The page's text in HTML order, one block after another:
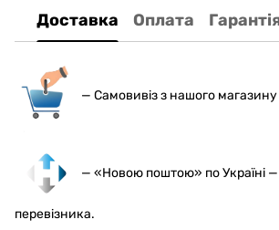
Доставка Оплата
— Самовивіз з нашого
— «Новою поштою» по Україні
перевізника.